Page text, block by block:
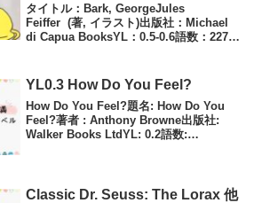
タイトル：Bark, GeorgeJules
Feiffer (著, イラスト)出版社：Michael
di Capua BooksYL：0.5-0.6語数：227語
YL0.3 How Do You Feel?
How Do You Feel?題名: How Do You
Feel?著者 : Anthony Browne出版社:
Walker Books LtdYL: 0.2語数:
Classic Dr. Seuss: The Lorax 他